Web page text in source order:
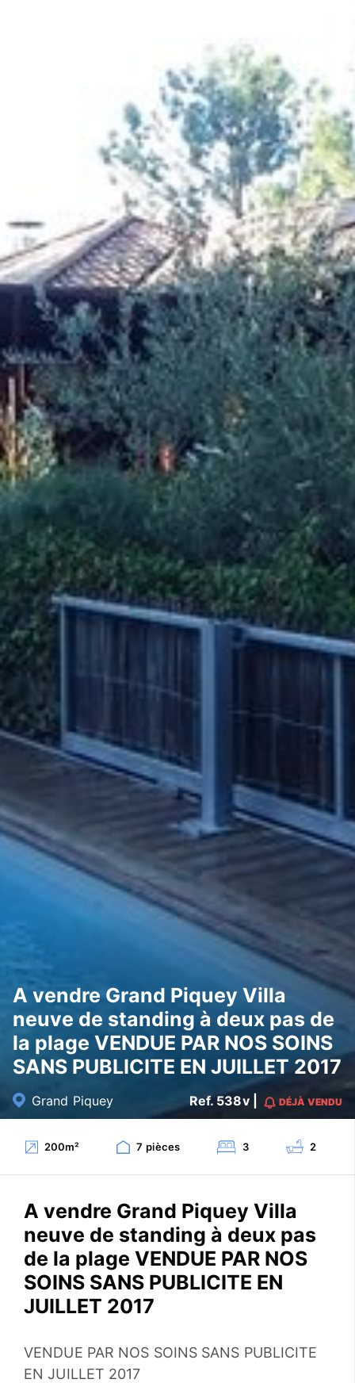
A vendre Grand Piquey Villa
neuve de standing à deux pas de
la plage VENDUE PAR NOS SOINS
SANS PUBLICITE EN JUILLET 2017
Grand Piquey Ref. 538v | DÉJÀ VENDU
200m² 7 pièces 3 2
A vendre Grand Piquey Villa
neuve de standing à deux pas
de la plage VENDUE PAR NOS
SOINS SANS PUBLICITE EN
JUILLET 2017
VENDUE PAR NOS SOINS SANS PUBLICITE
EN JUILLET 2017